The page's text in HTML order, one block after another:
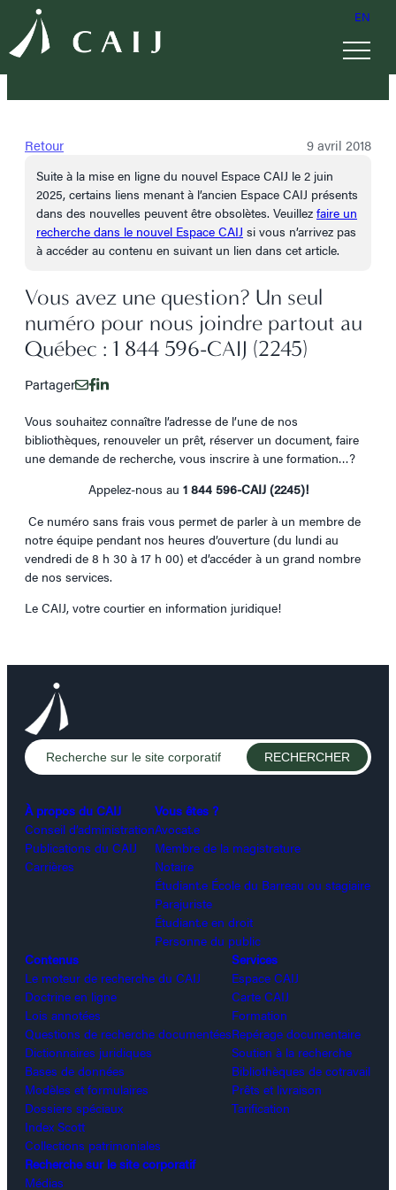
EN
Retour 9 avril 2018
Suite à la mise en ligne du nouvel Espace CAIJ le 2 juin
2025, certains liens menant à l’ancien Espace CAIJ présents
dans des nouvelles peuvent être obsolètes. Veuillez faire un
recherche dans le nouvel Espace CAIJ si vous n’arrivez pas
à accéder au contenu en suivant un lien dans cet article.
Vous avez une question? Un seul
numéro pour nous joindre partout au
Québec : 1 844 596-CAIJ (2245)
Partager
Vous souhaitez connaître l’adresse de l’une de nos
bibliothèques, renouveler un prêt, réserver un document, faire
une demande de recherche, vous inscrire à une formation…?
Appelez-nous au 1 844 596-CAIJ (2245)!
Ce numéro sans frais vous permet de parler à un membre de
notre équipe pendant nos heures d’ouverture (du lundi au
vendredi de 8 h 30 à 17 h 00) et d’accéder à un grand nombre
de nos services.
Le CAIJ, votre courtier en information juridique!
À propos du CAIJ
Conseil d’administration
Publications du CAIJ
Carrières
Vous êtes ?
Avocat.e
Membre de la magistrature
Notaire
Étudiant.e École du Barreau ou stagiaire
Parajuriste
Étudiant.e en droit
Personne du public
Contenus
Le moteur de recherche du CAIJ
Doctrine en ligne
Lois annotées
Questions de recherche documentées
Dictionnaires juridiques
Bases de données
Modèles et formulaires
Dossiers spéciaux
Index Scott
Collections patrimoniales
Services
Espace CAIJ
Carte CAIJ
Formation
Repérage documentaire
Soutien à la recherche
Bibliothèques de cotravail
Prêts et livraison
Tarification
Recherche sur le site corporatif
Médias